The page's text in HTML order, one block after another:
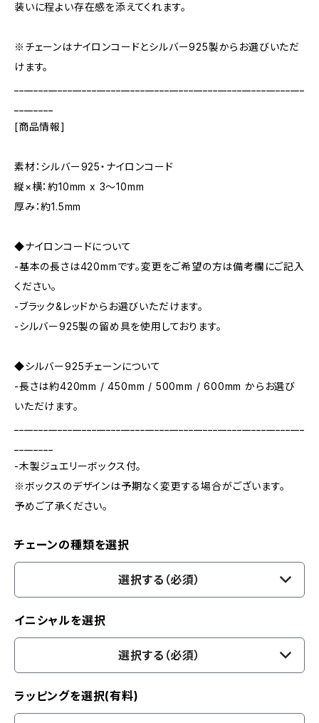
装いに程よい存在感を添えてくれます。
※チェーンはナイロンコードとシルバー925製からお選びいただ
けます。
[商品情報]
素材：シルバー925・ナイロンコード
縦×横：約10mm x 3〜10mm
厚み：約1.5mm
◆ナイロンコードについて
-基本の長さは420mmです。変更をご希望の方は備考欄にご記入
ください。
-ブラック&レッドからお選びいただけます。
-シルバー925製の留め具を使用しております。
◆シルバー925チェーンについて
-長さは約420mm / 450mm / 500mm / 600mm からお選び
いただけます。
-木製ジュエリーボックス付。
※ボックスのデザインは予期なく変更する場合がございます。
予めご了承ください。
チェーンの種類を選択
選択する（必須）
イニシャルを選択
選択する（必須）
ラッピングを選択(有料)